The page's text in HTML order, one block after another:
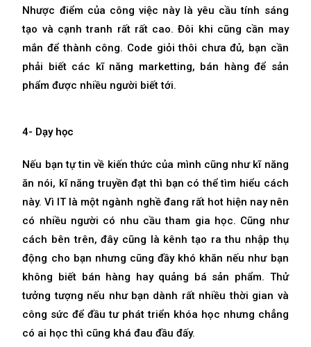
Nhược điểm của công việc này là yêu cầu tính sáng
tạo và cạnh tranh rất rất cao. Đôi khi cũng cần may
mắn để thành công. Code giỏi thôi chưa đủ, bạn cần
phải biết các kĩ năng marketting, bán hàng để sản
phẩm được nhiều người biết tới.
4- Dạy học
Nếu bạn tự tin về kiến thức của mình cũng như kĩ năng
ăn nói, kĩ năng truyền đạt thì bạn có thể tìm hiểu cách
này. Vì IT là một ngành nghề đang rất hot hiện nay nên
có nhiều người có nhu cầu tham gia học. Cũng như
cách bên trên, đây cũng là kênh tạo ra thu nhập thụ
động cho bạn nhưng cũng đầy khó khăn nếu như bạn
không biết bán hàng hay quảng bá sản phẩm. Thử
tưởng tượng nếu như bạn dành rất nhiều thời gian và
công sức để đầu tư phát triển khóa học nhưng chẳng
có ai học thì cũng khá đau đầu đấy.